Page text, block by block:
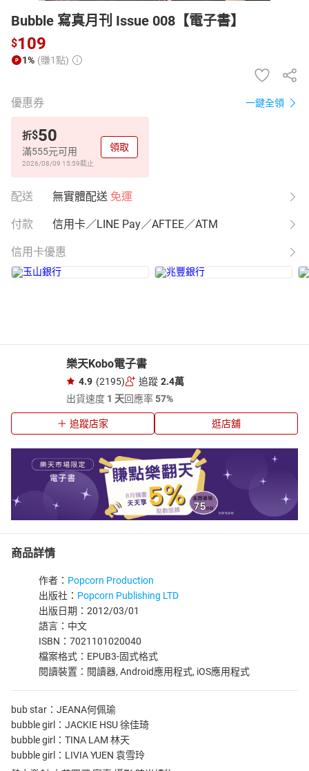
Bubble 寫真月刊 Issue 008【電子書】
$109
1% (賺1點)
優惠券 一鍵全領
折$50
滿555元可用
2026/08/09 15:59截止
領取
配送 無實體配送 免運
付款 信用卡／LINE Pay／AFTEE／ATM
信用卡優惠
樂天Kobo電子書
4.9 (2195) 追蹤 2.4萬
出貨速度 1 天回應率57%
追蹤店家 逛店舖
商品詳情
作者： Popcorn Production
出版社： Popcorn Publishing LTD
出版日期：2012/03/01
語言：中文
ISBN：7021101020040
檔案格式：EPUB3-固式格式
閱讀裝置：閱讀器, Android應用程式, iOS應用程式
bub star：JEANA何佩瑜
bubble girl：JACKIE HSU 徐佳琦
bubble girl：TINA LAM 林天
bubble girl：LIVIA YUEN 袁雪玲